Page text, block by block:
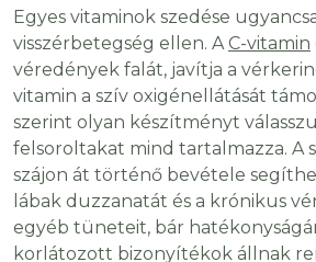
Egyes vitaminok szedése
visszérbetegség ellen. A C-vitamin
véredények falát, javítja a
vitamin a szív oxigénellátását
szerint olyan készítményt
felsoroltakat mind tartalmazza. A
szájon át történő bevétele
lábak duzzanatát és a krónikus
egyéb tüneteit, bár
korlátozott bizonyítékok állnak